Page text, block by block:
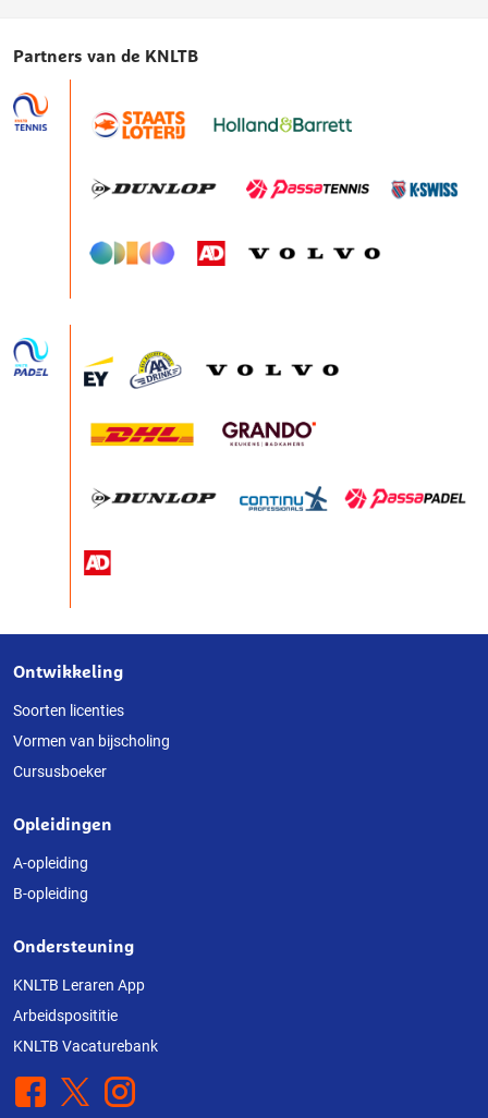
Partners van de KNLTB
Over
deze
website
Ontwikkeling
Soorten licenties
Vormen van bijscholing
Cursusboeker
Opleidingen
A-opleiding
B-opleiding
Ondersteuning
KNLTB Leraren App
Arbeidsposititie
KNLTB Vacaturebank
Facebook
X Instagram